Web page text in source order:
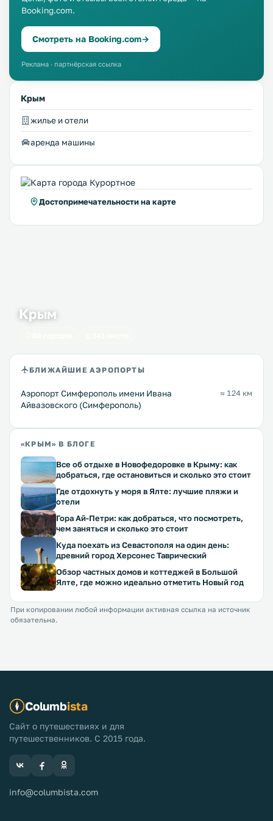
Booking.com.
Смотреть на Booking.com→
Реклама · партнёрская ссылка
Крым
жилье и отели
аренда машины
Достопримечательности на карте
Крым
БЛИЖАЙШИЕ АЭРОПОРТЫ
Аэропорт Симферополь имени Ивана
Айвазовского (Симферополь)
≈ 124 км
«КРЫМ» В БЛОГЕ
Все об отдыхе в Новофедоровке в Крыму: как
добраться, где остановиться и сколько это стоит
Где отдохнуть у моря в Ялте: лучшие пляжи и
отели
Гора Ай-Петри: как добраться, что посмотреть,
чем заняться и сколько это стоит
Куда поехать из Севастополя на один день:
древний город Херсонес Таврический
Обзор частных домов и коттеджей в Большой
Ялте, где можно идеально отметить Новый год
При копировании любой информации активная ссылка на источник
обязательна.
Columbista
Сайт о путешествиях и для
путешественников. С 2015 года.
info@columbista.com